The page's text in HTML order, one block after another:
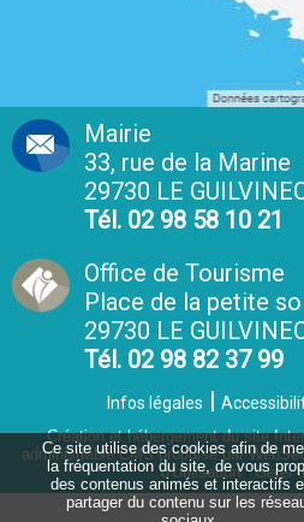
Mairie
33, rue de la Marine
29730 LE
Tél. 02 98 58 10 21
Office de Tourisme
Place de la petite
29730 LE
Tél. 02 98 82 37 99
Infos légales
Création et hébergement du site
administrable CMS propulsé par
d'Utilisation-Gérer
Ce site utilise des cookies afin de
la fréquentation du site, de vous
des contenus animés et interactifs
partager du contenu sur les